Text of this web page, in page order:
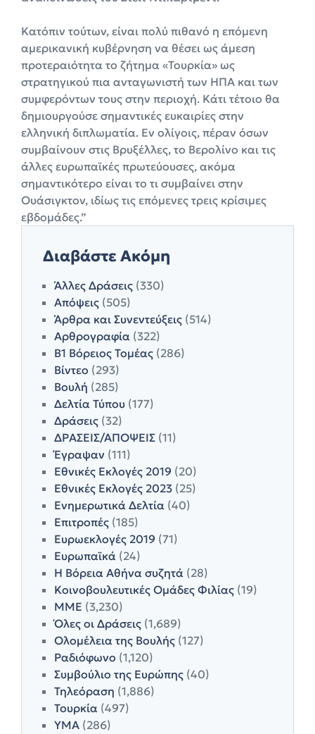
Κατόπιν τούτων, είναι πολύ πιθανό η επόμενη
αμερικανική κυβέρνηση να θέσει ως άμεση
προτεραιότητα το ζήτημα «Τουρκία» ως
στρατηγικού πια ανταγωνιστή των ΗΠΑ και των
συμφερόντων τους στην περιοχή. Κάτι τέτοιο θα
δημιουργούσε σημαντικές ευκαιρίες στην
ελληνική διπλωματία. Εν ολίγοις, πέραν όσων
συμβαίνουν στις Βρυξέλλες, το Βερολίνο και τις
άλλες ευρωπαϊκές πρωτεύουσες, ακόμα
σημαντικότερο είναι το τι συμβαίνει στην
Ουάσιγκτον, ιδίως τις επόμενες τρεις κρίσιμες
εβδομάδες.”
Διαβάστε Ακόμη
Άλλες Δράσεις (330)
Απόψεις (505)
Άρθρα και Συνεντεύξεις (514)
Αρθρογραφία (322)
Β1 Βόρειος Τομέας (286)
Βίντεο (293)
Βουλή (285)
Δελτία Τύπου (177)
Δράσεις (32)
ΔΡΑΣΕΙΣ/ΑΠΟΨΕΙΣ (11)
Έγραψαν (111)
Εθνικές Εκλογές 2019 (20)
Εθνικές Εκλογές 2023 (25)
Ενημερωτικά Δελτία (40)
Επιτροπές (185)
Ευρωεκλογές 2019 (71)
Ευρωπαϊκά (24)
Η Βόρεια Αθήνα συζητά (28)
Κοινοβουλευτικές Ομάδες Φιλίας (19)
ΜΜΕ (3,230)
Όλες οι Δράσεις (1,689)
Ολομέλεια της Βουλής (127)
Ραδιόφωνο (1,120)
Συμβούλιο της Ευρώπης (40)
Τηλεόραση (1,886)
Τουρκία (497)
ΥΜΑ (286)